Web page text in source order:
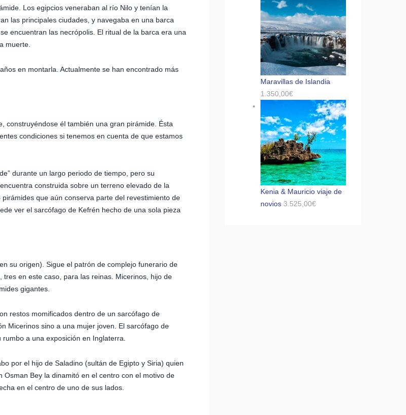
Los egipcios veneraban al río Nilo y tenían la
las principales ciudades, y navegaba en una barca
encuentran las necrópolis. El ritual de la barca era una
muerte.
en montarla. Actualmente se han encontrado más
construyéndose él también una gran pirámide. Ésta
condiciones si tenemos en cuenta de que estamos
durante un largo periodo de tiempo, pero su
construida sobre un terreno elevado de la
que aún conserva parte del revestimiento de
ver el sarcófago de Kefrén hecho de una sola pieza
su origen). Sigue el patrón de complejo funerario de
en este caso, para las reinas. Micerinos, hijo de
gigantes.
restos momificados dentro de un sarcófago de
Micerinos sino a una mujer joven. El sarcófago de
a una exposición en Inglaterra.
por el hijo de Saladino (sultán de Egipto y Siria) quien
Bey la dinamitó en el centro con el motivo de
en el centro de uno de sus lados.
Maravillas de Islandia
1.350,00€
Kenia & Mauricio viaje de
novios 3.525,00€